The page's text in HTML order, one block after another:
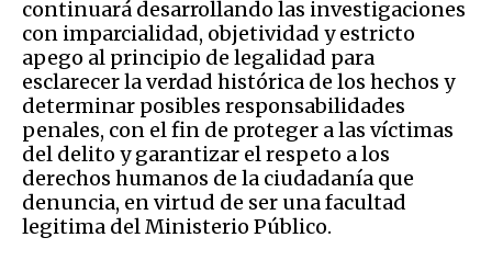
continuará desarrollando las investigaciones
con imparcialidad, objetividad y estricto
apego al principio de legalidad para
esclarecer la verdad histórica de los hechos y
determinar posibles responsabilidades
penales, con el fin de proteger a las víctimas
del delito y garantizar el respeto a los
derechos humanos de la ciudadanía que
denuncia, en virtud de ser una facultad
legitima del Ministerio Público.